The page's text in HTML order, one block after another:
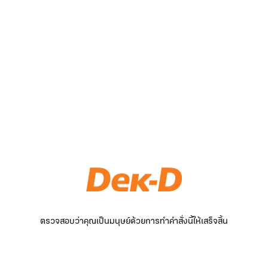
ตรวจสอบว่าคุณเป็นมนุษย์ด้วยการทำคำสั่งนี้ให้เสร็จสิ้น